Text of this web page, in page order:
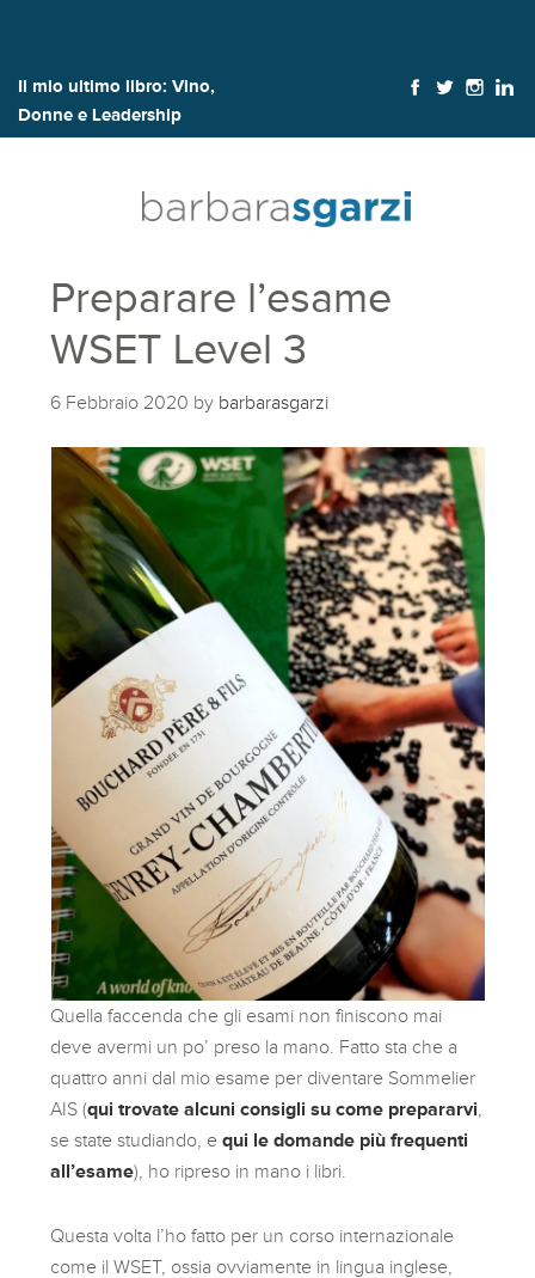
Il mio ultimo libro: Vino,
Donne e Leadership
Preparare l’esame
WSET Level 3
6 Febbraio 2020 by barbarasgarzi
Quella faccenda che gli esami non finiscono mai
deve avermi un po’ preso la mano. Fatto sta che a
quattro anni dal mio esame per diventare Sommelier
AIS (qui trovate alcuni consigli su come prepararvi
se state studiando, equi le domande più frequenti
all’esame), ho ripreso in mano i libri.
Questa volta l’ho fatto per un corso internazionale
come il WSET, ossia ovviamente in lingua inglese,